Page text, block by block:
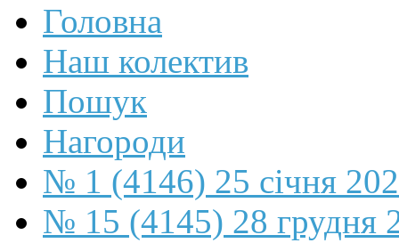
Головна
Наш колектив
Пошук
Нагороди
№ 1 (4146) 25 січня
№ 15 (4145) 28 грудня